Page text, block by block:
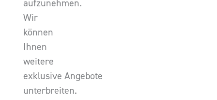
aufzunehmen.
Wir
können
Ihnen
weitere
exklusive Angebote
unterbreiten.